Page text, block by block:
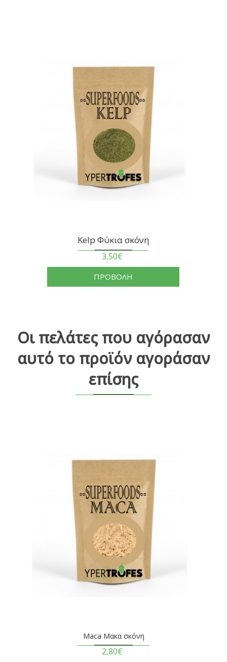
Kelp Φύκια σκόνη
3,50€
ΠΡΟΒΟΛΗ
Οι πελάτες που αγόρασαν
αυτό το προϊόν αγοράσαν
επίσης
Maca Μακα σκόνη
2,80€